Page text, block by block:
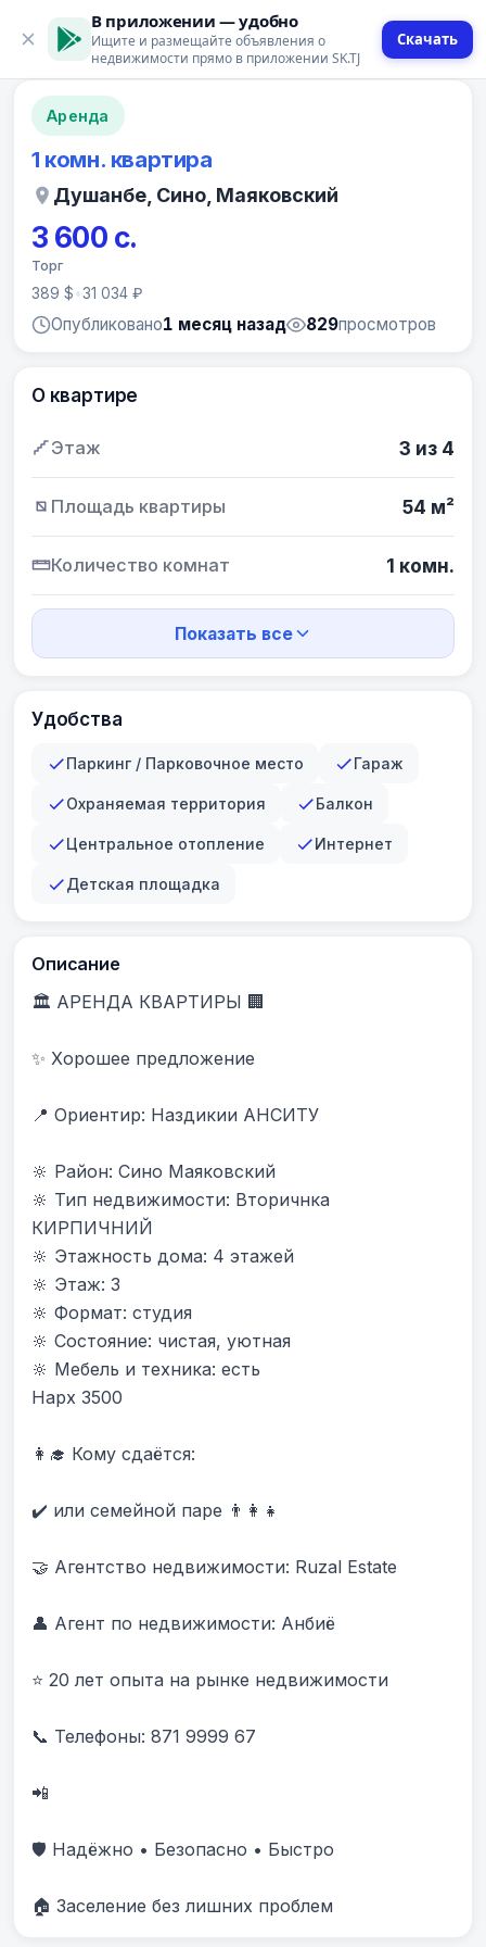
В приложении — удобно
Ищите и размещайте объявления о
недвижимости прямо в приложении SK.TJ
Скачать
12 фото
Аренда
1 комн. квартира
Душанбе, Сино, Маяковский
3 600 с.
Торг
389 $•31 034 ₽
Опубликовано1 месяц назад 829просмотров
О квартире
Этаж 3 из 4
Площадь квартиры 54 м²
Количество комнат 1 комн.
Показать все
Удобства
Паркинг / Парковочное место Гараж
Охраняемая территория Балкон
Центральное отопление Интернет
Детская площадка
Описание
🏛 АРЕНДА КВАРТИРЫ 🏢
✨ Хорошее предложение
📍 Ориентир: Наздикии АНСИТУ
🔆 Район: Сино Маяковский
🔆 Тип недвижимости: Вторичнка
КИРПИЧНИЙ
🔆 Этажность дома: 4 этажей
🔆 Этаж: 3
🔆 Формат: студия
🔆 Состояние: чистая, уютная
🔆 Мебель и техника: есть
Нарх 3500
👩‍🎓 Кому сдаётся:
✔️ или семейной паре 👨‍👩‍👧
🤝 Агентство недвижимости: Ruzal Estate
👤 Агент по недвижимости: Анбиë
⭐ 20 лет опыта на рынке недвижимости
📞 Телефоны: 871 9999 67
📲
🛡️ Надёжно • Безопасно • Быстро
🏠 Заселение без лишних проблем